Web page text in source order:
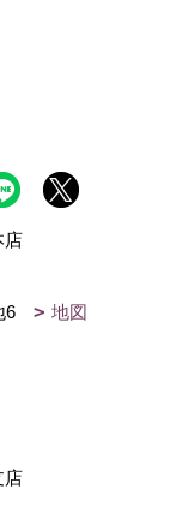
店
6
地図
店